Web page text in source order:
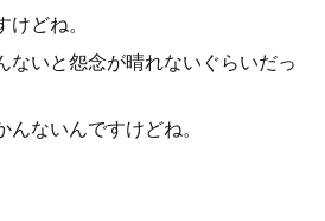
どね。
ないと怨念が晴れないぐらいだっ
んないんですけどね。